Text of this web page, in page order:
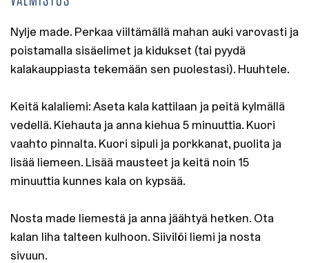
Nylje made. Perkaa viiltämällä mahan auki varovasti ja
poistamalla sisäelimet ja kidukset (tai pyydä
kalakauppiasta tekemään sen puolestasi). Huuhtele.
Keitä kalaliemi: Aseta kala kattilaan ja peitä kylmällä
vedellä. Kiehauta ja anna kiehua 5 minuuttia. Kuori
vaahto pinnalta. Kuori sipuli ja porkkanat, puolita ja
lisää liemeen. Lisää mausteet ja keitä noin 15
minuuttia kunnes kala on kypsää.
Nosta made liemestä ja anna jäähtyä hetken. Ota
kalan liha talteen kulhoon. Siivilöi liemi ja nosta
sivuun.